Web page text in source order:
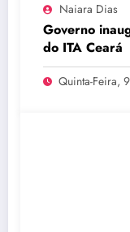
Naiara Dias
Governo
do ITA Ceará
Quinta-Feira,